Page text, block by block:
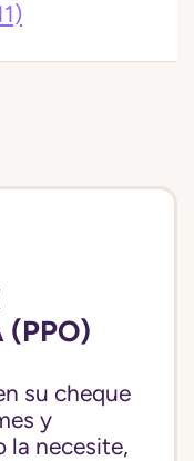
(PPO)
su cheque
y
la necesite,